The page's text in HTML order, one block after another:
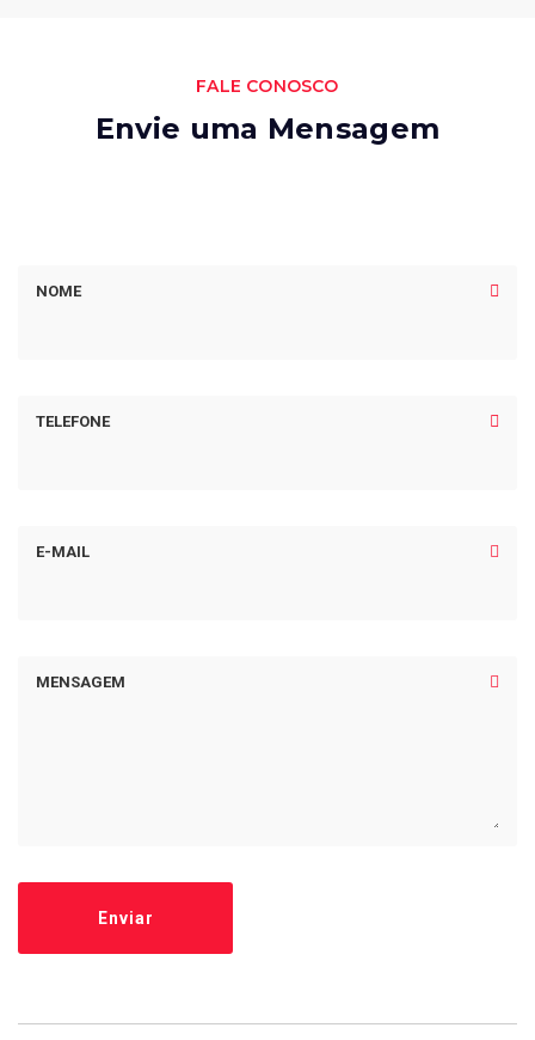
FALE CONOSCO
Envie uma Mensagem
NOME
TELEFONE
E-MAIL
MENSAGEM
Enviar